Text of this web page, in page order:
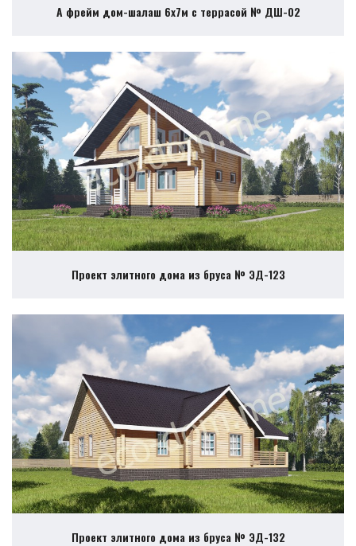
А фрейм дом-шалаш 6х7м с террасой № ДШ-02
Проект элитного дома из бруса № ЭД-123
Проект элитного дома из бруса № ЭД-132